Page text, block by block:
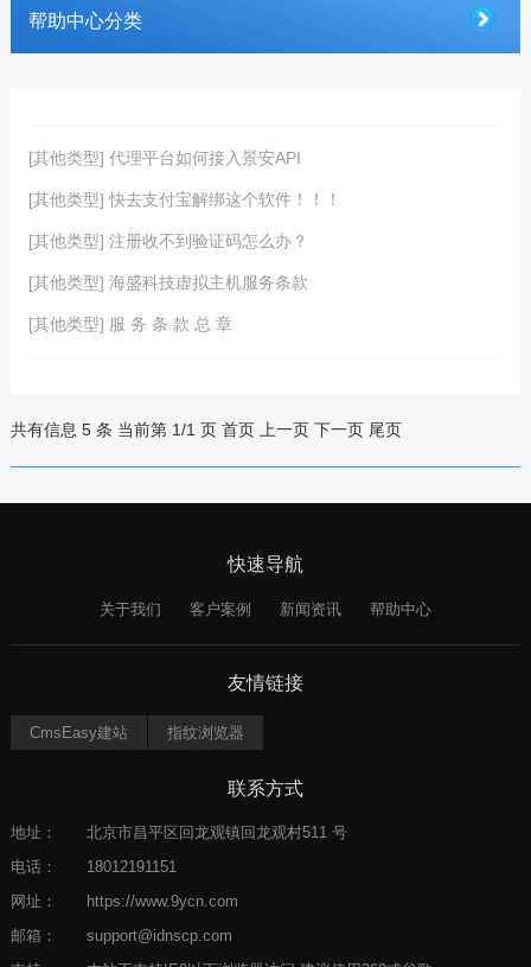
帮助中心分类
[其他类型] 代理平台如何接入景安API
[其他类型] 快去支付宝解绑这个软件！！！
[其他类型] 注册收不到验证码怎么办？
[其他类型] 海盛科技虚拟主机服务条款
[其他类型] 服 务 条 款 总 章
共有信息 5 条 当前第 1/1 页 首页 上一页 下一页 尾页
快速导航
关于我们 客户案例 新闻资讯 帮助中心
友情链接
CmsEasy建站 指纹浏览器
联系方式
地址：
北京市昌平区回龙观镇回龙观村511 号
电话：
18012191151
网址：
https://www.9ycn.com
邮箱：
support@idnscp.com